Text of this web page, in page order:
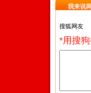
我来说
*用搜